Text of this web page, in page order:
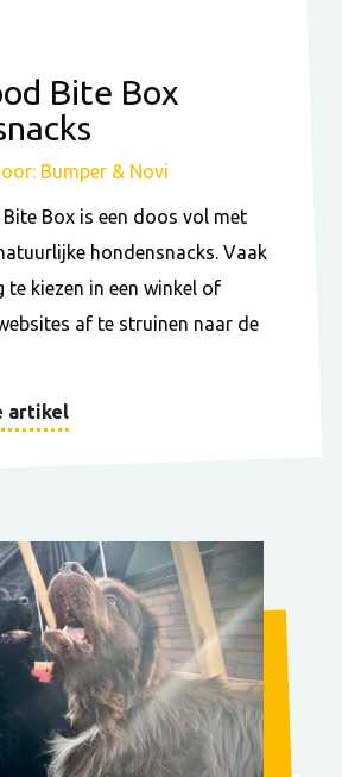
Bite Box
Bumper & Novi
Box is een doos vol met
hondensnacks. Vaak
te kiezen in een winkel of
af te struinen naar de
artikel